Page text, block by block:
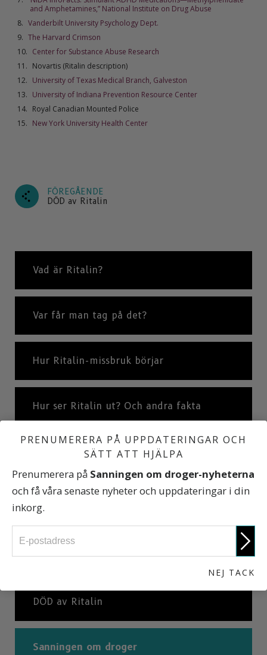
and Amphetamines,” National Institute on Drug Abuse
Vanderbilt University Psychology Dept.
The Harvard Crimson
Center for Substance Abuse Research
Novartis (Ritalin description)
University of Texas Medical Branch, Galveston
University of Indiana Prevention Resource Center
Royal Canadian Mounted Police
New York University Health Center
FÖREGÅENDE
DÖD av Ritalin
Vad är Ritalin?
Var får man tag på det?
Hur Ritalin-missbruk börjar
Hur ser Ritalin ut? Och andra fakta
”Fattigmanskokain”
De fruktansvärda verkningarna av
receptbelagda centralstimulerande medel
Ritalin leder till andra droger
DÖD av Ritalin
Sanningen om droger
PRENUMERERA PÅ UPPDATERINGAR OCH
SÄTT ATT HJÄLPA
Prenumerera på Sanningen om droger-nyheterna
och få våra senaste nyheter och uppdateringar i din
inkorg.
NEJ TACK